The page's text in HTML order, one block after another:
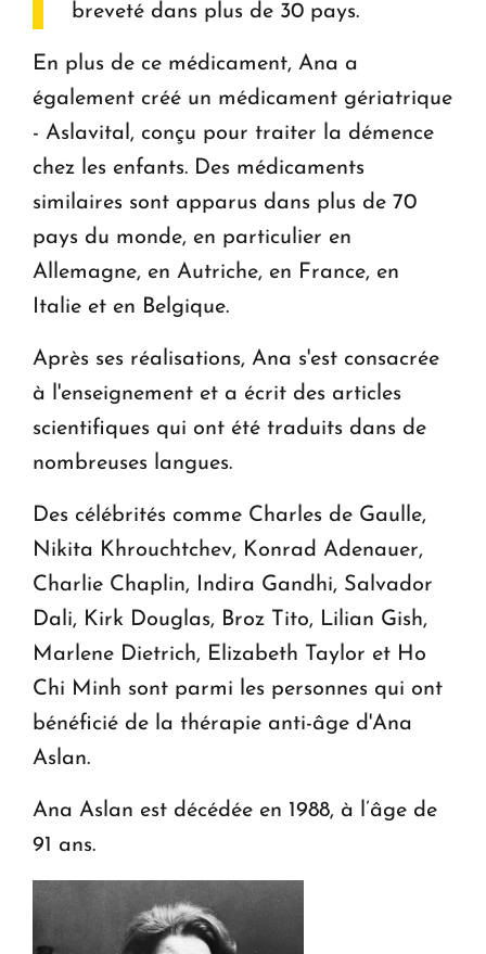
breveté dans plus de 30 pays.
En plus de ce médicament, Ana a
également créé un médicament gériatrique
- Aslavital, conçu pour traiter la démence
chez les enfants. Des médicaments
similaires sont apparus dans plus de 70
pays du monde, en particulier en
Allemagne, en Autriche, en France, en
Italie et en Belgique.
Après ses réalisations, Ana s'est consacrée
à l'enseignement et a écrit des articles
scientifiques qui ont été traduits dans de
nombreuses langues.
Des célébrités comme Charles de Gaulle,
Nikita Khrouchtchev, Konrad Adenauer,
Charlie Chaplin, Indira Gandhi, Salvador
Dali, Kirk Douglas, Broz Tito, Lilian Gish,
Marlene Dietrich, Elizabeth Taylor et Ho
Chi Minh sont parmi les personnes qui ont
bénéficié de la thérapie anti-âge d'Ana
Aslan.
Ana Aslan est décédée en 1988, à l’âge de
91 ans.